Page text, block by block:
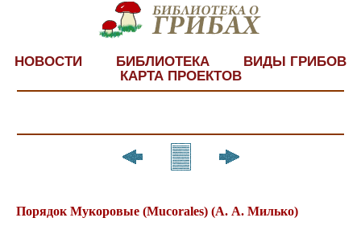
НОВОСТИ БИБЛИОТЕКА
ВИДЫ ГРИБОВ
КАРТА ПРОЕКТОВ
Порядок Мукоровые (Mucorales) (А. А. Милько)